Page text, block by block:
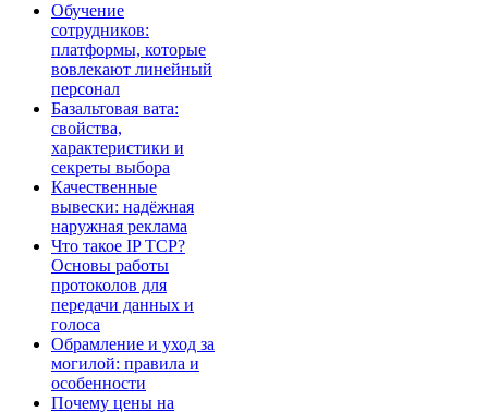
Обучение
сотрудников:
платформы, которые
вовлекают линейный
персонал
Базальтовая вата:
свойства,
характеристики и
секреты выбора
Качественные
вывески: надёжная
наружная реклама
Что такое IP TCP?
Основы работы
протоколов для
передачи данных и
голоса
Обрамление и уход за
могилой: правила и
особенности
Почему цены на